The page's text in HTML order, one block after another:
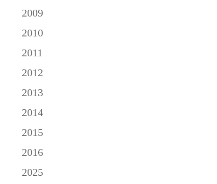
2009
2010
2011
2012
2013
2014
2015
2016
2025